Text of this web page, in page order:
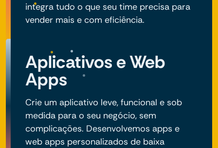
integra tudo o que seu time precisa para
vender mais e com eficiência.
Aplicativos e Web
Apps
Crie um aplicativo leve, funcional e sob
medida para o seu negócio, sem
complicações. Desenvolvemos apps e
web apps personalizados de baixa